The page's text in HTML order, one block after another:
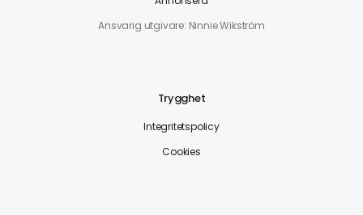
Ansvarig utgivare: Ninnie Wikström
Trygghet
Integritetspolicy
Cookies